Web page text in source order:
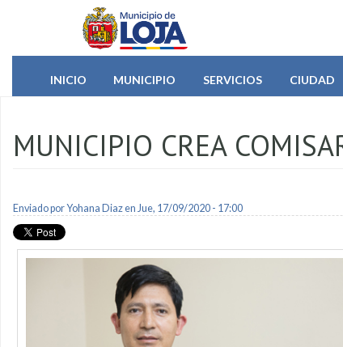
Pasar al contenido principal
INICIO
MUNICIPIO SERVICIOS CIUDAD
MUNICIPIO CREA
Enviado porYohana Diazen Jue, 17/09/2020 - 17:00